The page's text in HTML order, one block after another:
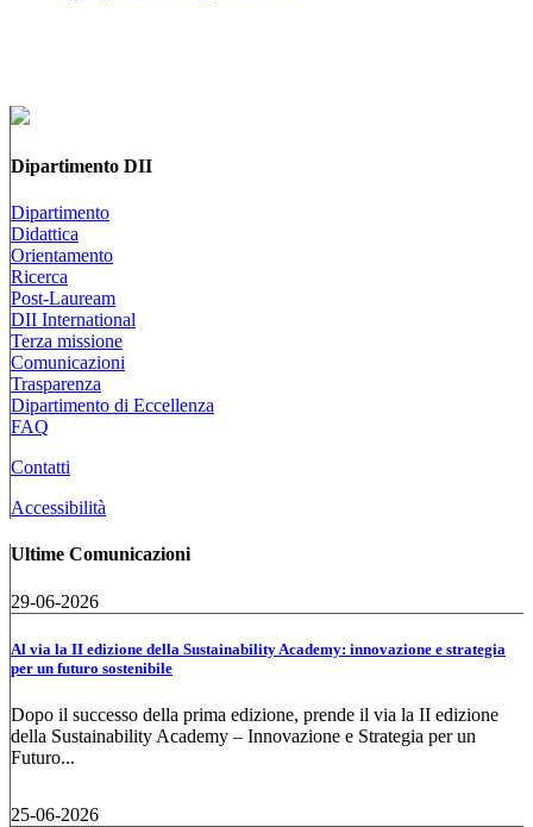
Dipartimento DII
Dipartimento
Didattica
Orientamento
Ricerca
Post-Lauream
DII International
Terza missione
Comunicazioni
Trasparenza
Dipartimento di Eccellenza
FAQ
Contatti
Accessibilità
Ultime Comunicazioni
29-06-2026
Al via la II edizione della Sustainability Academy: innovazione e strategia
per un futuro sostenibile
Dopo il successo della prima edizione, prende il via la II edizione
della Sustainability Academy – Innovazione e Strategia per un
Futuro...
25-06-2026